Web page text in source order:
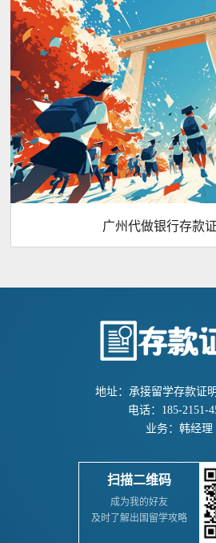
广州代做银行存款
地址：承接留学存款证
电话：185-2151-
业务：韩经理
扫描二维码
成为我的好友
及时了解出国留学攻略